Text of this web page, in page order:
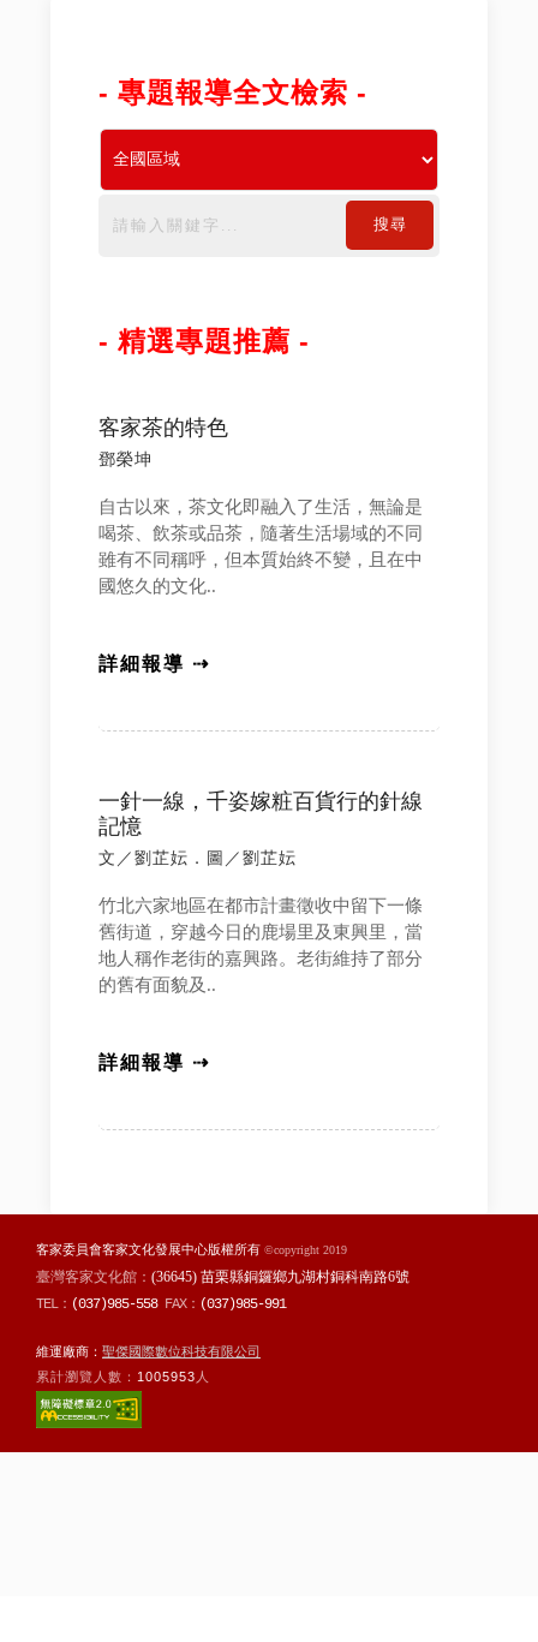
- 專題報導全文檢索 -
搜尋
- 精選專題推薦 -
客家茶的特色
鄧榮坤
自古以來，茶文化即融入了生活，無論是
喝茶、飲茶或品茶，隨著生活場域的不同
雖有不同稱呼，但本質始終不變，且在中
國悠久的文化..
詳細報導 ⇢
一針一線，千姿嫁粧百貨行的針線
記憶
文／劉芷妘．圖／劉芷妘
竹北六家地區在都市計畫徵收中留下一條
舊街道，穿越今日的鹿場里及東興里，當
地人稱作老街的嘉興路。老街維持了部分
的舊有面貌及..
詳細報導 ⇢
客家委員會客家文化發展中心版權所有 ©copyright 2019
臺灣客家文化館： (36645) 苗栗縣銅鑼鄉九湖村銅科南路6號
TEL： (037)985-558FAX： (037)985-991
維運廠商： 聖傑國際數位科技有限公司
累計瀏覽人數： 1005953 人